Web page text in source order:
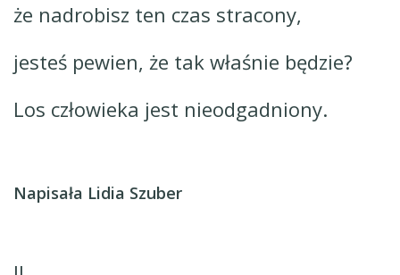
że nadrobisz ten czas stracony,
jesteś pewien, że tak właśnie będzie?
Los człowieka jest nieodgadniony.
Napisała Lidia Szuber